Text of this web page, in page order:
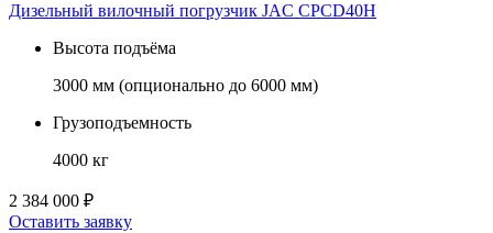
Дизельный вилочный погрузчик JAC CPCD40H
Высота подъёма
3000 мм (опционально до 6000 мм)
Грузоподъемность
4000 кг
2 384 000 ₽
Оставить заявку